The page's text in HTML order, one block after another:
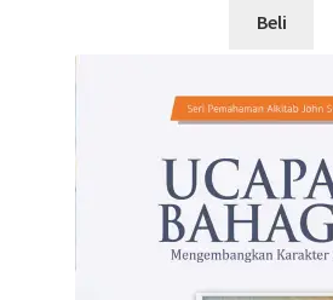
Beli